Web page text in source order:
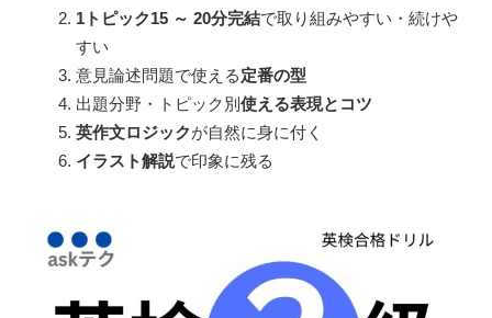
1 トピック15 ～ 20分完結で取り組みやすい・続けや
すい
意見論述問題で使える定番の型
出題分野・トピック別 使える表現とコツ
英作文ロジックが自然に身に付く
イラスト解説で印象に残る